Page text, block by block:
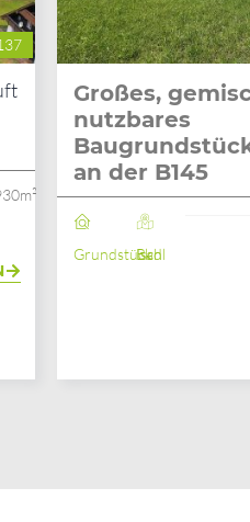
Großes,
nutzbares
an der B145
GrundstückBad Ischl